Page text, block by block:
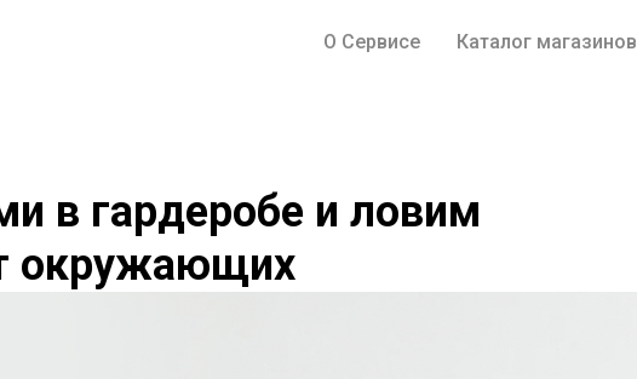
О Сервисе Каталог магазинов
в гардеробе и ловим
окружающих